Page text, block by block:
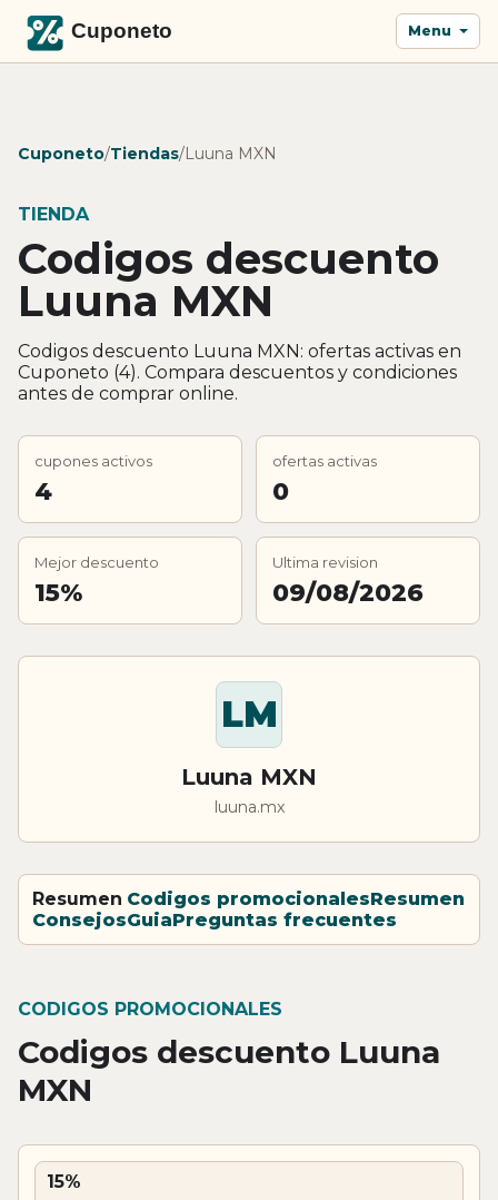
Menu
Cuponeto/Tiendas/Luuna MXN
TIENDA
Codigos descuento
Luuna MXN
Codigos descuento Luuna MXN: ofertas activas en
Cuponeto (4). Compara descuentos y condiciones
antes de comprar online.
cupones activos
4
ofertas activas
0
Mejor descuento
15%
Ultima revision
09/08/2026
LM
Luuna MXN
luuna.mx
Resumen Codigos promocionalesResumen
ConsejosGuiaPreguntas frecuentes
CODIGOS PROMOCIONALES
Codigos descuento Luuna
MXN
15%